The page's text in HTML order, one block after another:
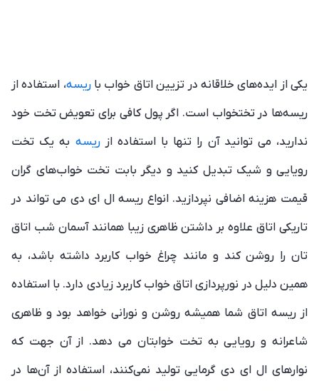
یکی از ایده‌های خلاقانه در تزیین اتاق خواب باریسه، استفاده از
ریسه‌ها در تختخواب است. اگر پول کافی برای تعویض تخت خود
ندارید، می توانید آن را تنها با استفاده ازریسه به یک تخت
رویایی و شیک تبدیل کنید و دیگر بابت تخت خواب‌های گران
قیمت هزینه اضافی نپردازید. انواع ریسه ال ای دی می تواند در
تاریکی اتاق علاوه بر داشتن ظاهری زیبا همانند آسمان شب اتاق
تان را روشن کند و مانند چراغ خواب کاربرد داشته باشد، به
همین دلیل در نورپردازی اتاق خواب کاربرد زیادی دارد. با استفاده
از ریسه اتاق شما همیشه روشن و نورانی خواهد بود و ظاهری
شاعرانه و رویایی به تخت خوابتان می دهد. از آن جهت که
نوارهای ال ای دی گرمایی تولید نمی‌کنند، استفاده از آن‌ها در